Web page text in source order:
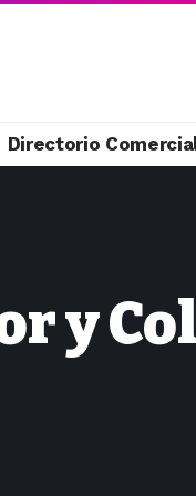
Directorio
y